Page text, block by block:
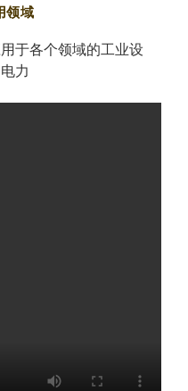
领域
于各个领域的工业设
力